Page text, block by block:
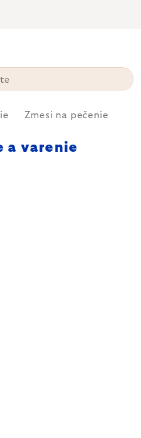
Zmesi na pečenie
a varenie